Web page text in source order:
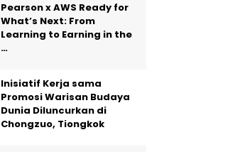
Pearson x AWS Ready for
What’s Next: From
Learning to Earning in the
…
Inisiatif Kerja sama
Promosi Warisan Budaya
Dunia Diluncurkan di
Chongzuo, Tiongkok